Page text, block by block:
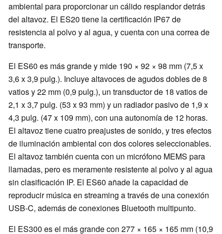
ambiental para proporcionar un cálido resplandor detrás
del altavoz. El ES20 tiene la certificación IP67 de
resistencia al polvo y al agua, y cuenta con una correa de
transporte.
El ES60 es más grande y mide 190 × 92 × 98 mm (7,5 x
3,6 x 3,9 pulg.). Incluye altavoces de agudos dobles de 8
vatios y 22 mm (0,9 pulg.), un transductor de 18 vatios de
2,1 x 3,7 pulg. (53 x 93 mm) y un radiador pasivo de 1,9 x
4,3 pulg. (47 x 109 mm), con una autonomía de 12 horas.
El altavoz tiene cuatro preajustes de sonido, y tres efectos
de iluminación ambiental con dos colores seleccionables.
El altavoz también cuenta con un micrófono MEMS para
llamadas, pero es meramente resistente al polvo y al agua
sin clasificación IP. El ES60 añade la capacidad de
reproducir música en streaming a través de una conexión
USB-C, además de conexiones Bluetooth multipunto.
El ES300 es el más grande con 277 × 165 × 165 mm (10,9